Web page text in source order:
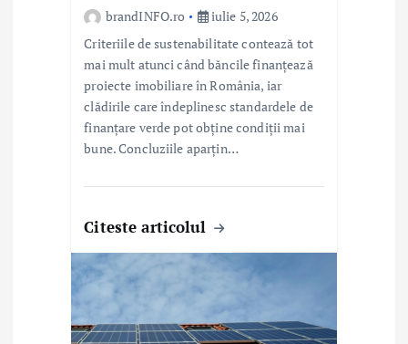
brandINFO.ro
iulie 5, 2026
Criteriile de sustenabilitate contează tot
mai mult atunci când băncile finanțează
proiecte imobiliare în România, iar
clădirile care îndeplinesc standardele de
finanțare verde pot obține condiții mai
bune. Concluziile aparțin…
Citeste articolul